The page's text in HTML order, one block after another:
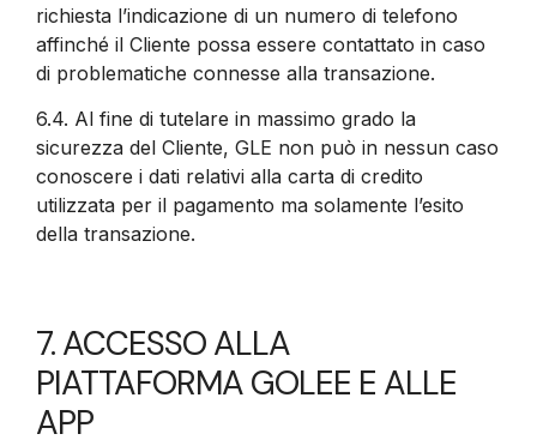
richiesta l’indicazione di un numero di telefono
affinché il Cliente possa essere contattato in caso
di problematiche connesse alla transazione.
6.4. Al fine di tutelare in massimo grado la
sicurezza del Cliente, GLE non può in nessun caso
conoscere i dati relativi alla carta di credito
utilizzata per il pagamento ma solamente l’esito
della transazione.
7. ACCESSO ALLA
PIATTAFORMA GOLEE E ALLE
APP